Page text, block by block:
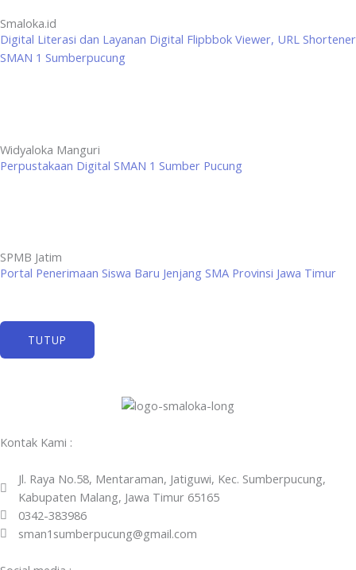
Smaloka.id
Digital Literasi dan Layanan Digital Flipbbok Viewer, URL Shortener
SMAN 1 Sumberpucung
Widyaloka Manguri
Perpustakaan Digital SMAN 1 Sumber Pucung
SPMB Jatim
Portal Penerimaan Siswa Baru Jenjang SMA Provinsi Jawa Timur
TUTUP
Kontak Kami :
Jl. Raya No.58, Mentaraman, Jatiguwi, Kec. Sumberpucung,
Kabupaten Malang, Jawa Timur 65165
0342-383986
sman1sumberpucung@gmail.com